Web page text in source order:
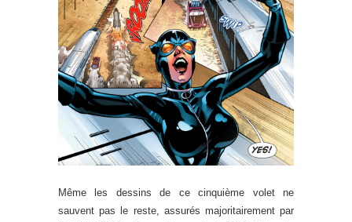
Même les dessins de ce cinquième volet ne
sauvent pas le reste, assurés majoritairement par